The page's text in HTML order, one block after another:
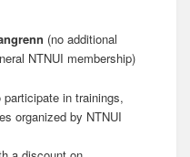
(no additional
NTNUI membership)
in trainings,
organized by NTNUI